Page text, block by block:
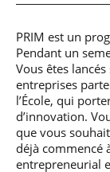
PRIM est un
Pendant un
Vous êtes
entreprises
l’École, qui
d’innovation.
que vous
déjà commencé
entrepreneurial